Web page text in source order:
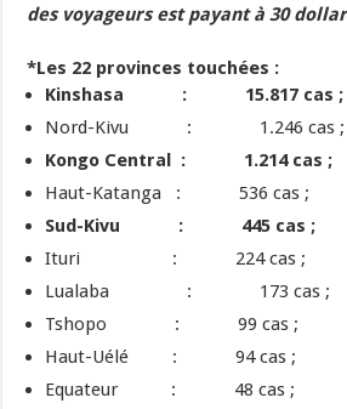
des voyageurs est payant à 30
*Les 22 provinces touchées :
Kinshasa : 15.817 cas ;
Nord-Kivu : 1.246 cas ;
Kongo Central : 1.214 cas ;
Haut-Katanga : 536 cas ;
Sud-Kivu : 445 cas ;
Ituri : 224 cas ;
Lualaba : 173 cas ;
Tshopo : 99 cas ;
Haut-Uélé : 94 cas ;
Equateur : 48 cas ;